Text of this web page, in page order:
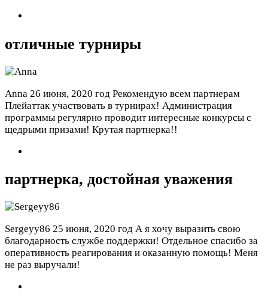
отличные турниры
Anna 26 июня, 2020 год Рекомендую всем партнерам
Плейаттак участвовать в турнирах! Администрация
программы регулярно проводит интересные конкурсы с
щедрыми призами! Крутая партнерка!!
партнерка, достойная уважения
Sergeyy86 25 июня, 2020 год А я хочу выразить свою
благодарность службе поддержки! Отдельное спасибо за
оперативность реагирования и оказанную помощь! Меня
не раз выручали!